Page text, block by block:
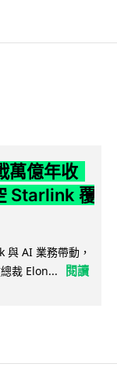
萬億年收
Starlink 覆
與 AI 業務帶動，
裁 Elon...
閱讀